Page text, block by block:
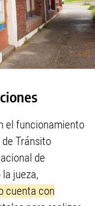
el funcionamiento
Tránsito
de
jueza,
cuenta con